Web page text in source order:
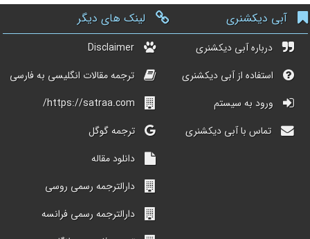
آبی دیکشنری
درباره آبی دیکشنری
استفاده از آبی دیکشنری
ورود به سیستم
تماس با آبی دیکشنری
لینک های دیگر
Disclaimer
ترجمه مقالات انگلیسی به فارسی
https://satraa.com/
ترجمه گوگل
دانلود مقاله
دارالترجمه رسمی روسی
دارالترجمه رسمی فرانسه